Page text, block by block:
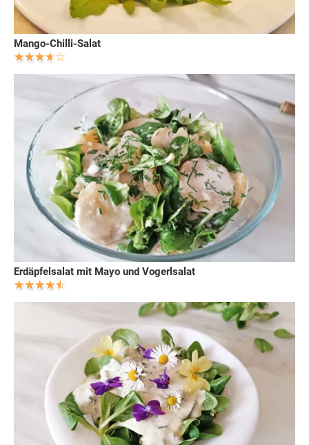
Mango-Chilli-Salat
Erdäpfelsalat mit Mayo und Vogerlsalat